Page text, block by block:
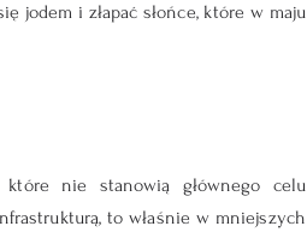
jodem i złapać słońce, które w maju
które nie stanowią głównego celu
to właśnie w mniejszych